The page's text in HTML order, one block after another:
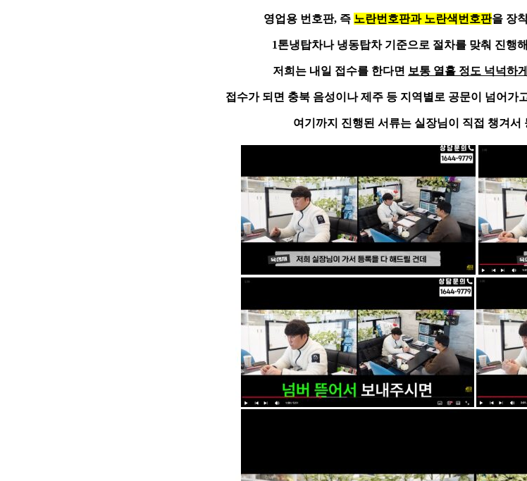
영업용 번호판, 즉 노란번호판과 노란색번호판을 장
1톤냉탑차나 냉동탑차 기준으로 절차를 맞춰 진행
저희는 내일 접수를 한다면 보통 열흘 정도 넉넉하
접수가 되면 충북 음성이나 제주 등 지역별로 공문이 넘어가
여기까지 진행된 서류는 실장님이 직접 챙겨서